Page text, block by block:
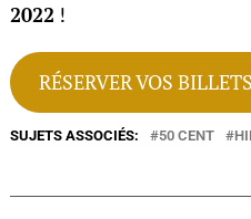
2022 !
RÉSERVER VOS BILLETS
SUJETS ASSOCIÉS: 50 CENT